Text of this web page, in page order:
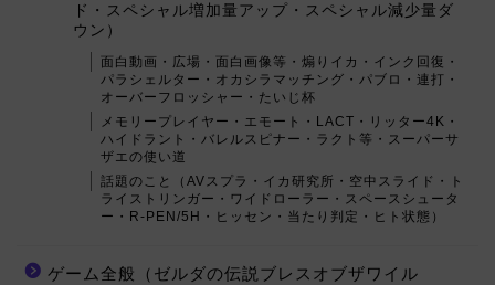
ド・スペシャル増加量アップ・スペシャル減少量ダ
ウン）
面白動画・広場・面白画像等・煽りイカ・インク回復・
パラシェルター・オカシラマッチング・パブロ・連打・
オーバーフロッシャー・たいじ杯
メモリープレイヤー・エモート・LACT・リッター4K・
ハイドラント・バレルスピナー・ラクト等・スーパーサ
ザエの使い道
話題のこと（AVスプラ・イカ研究所・空中スライド・ト
ライストリンガー・ワイドローラー・スペースシュータ
ー・R-PEN/5H・ヒッセン・当たり判定・ヒト状態）
ゲーム全般（ゼルダの伝説ブレスオブザワイル